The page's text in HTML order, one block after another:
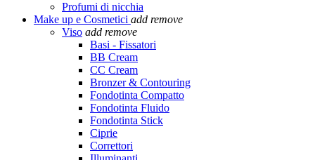
Profumi di nicchia
Make up e Cosmetici add remove
Viso add remove
Basi - Fissatori
BB Cream
CC Cream
Bronzer & Contouring
Fondotinta Compatto
Fondotinta Fluido
Fondotinta Stick
Ciprie
Correttori